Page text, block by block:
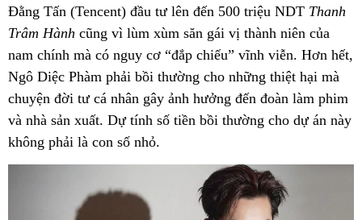
Đằng Tấn (Tencent) đầu tư lên đến 500 triệu NDT Thanh
Trâm Hành cũng vì lùm xùm săn gái vị thành niên của
nam chính mà có nguy cơ “đắp chiếu” vĩnh viễn. Hơn hết,
Ngô Diệc Phàm phải bồi thường cho những thiệt hại mà
chuyện đời tư cá nhân gây ảnh hưởng đến đoàn làm phim
và nhà sản xuất. Dự tính số tiền bồi thường cho dự án này
không phải là con số nhỏ.